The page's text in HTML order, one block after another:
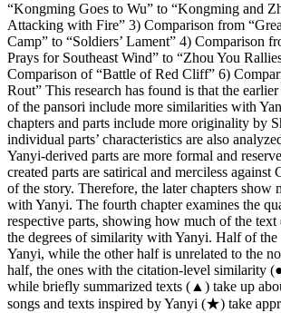
“Kongming Goes to Wu” to “Kongming and
Attacking with Fire” 3) Comparison from
Camp” to “Soldiers’ Lament” 4) Comparison
Prays for Southeast Wind” to “Zhou You
Comparison of “Battle of Red Cliff” 6)
Rout” This research has found is that the
of the pansori include more similarities with
chapters and parts include more originality by
individual parts’ characteristics are also
Yanyi-derived parts are more formal and
created parts are satirical and merciless against
of the story. Therefore, the later chapters show
with Yanyi. The fourth chapter examines the
respective parts, showing how much of the
the degrees of similarity with Yanyi. Half of the
Yanyi, while the other half is unrelated to the
half, the ones with the citation-level similarity
while briefly summarized texts (▲) take up
songs and texts inspired by Yanyi (★) take